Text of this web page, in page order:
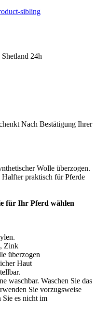
Shetland 24h
Nach Bestätigung Ihrer
Wolle überzogen.
praktisch für Pferde
für Ihr Pferd wählen
Zink
überzogen
Haut
waschbar. Waschen Sie das
Sie vorzugsweise
Sie es nicht im